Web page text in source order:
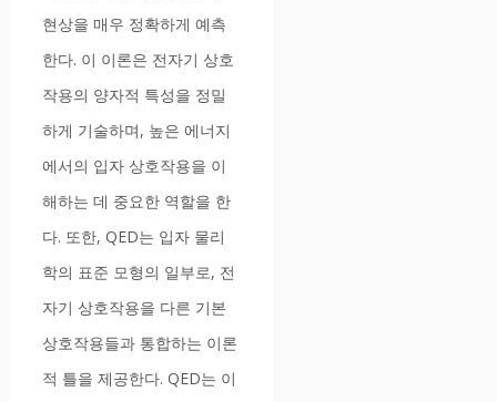
현상을 매우 정확하게 예측
한다. 이 이론은 전자기 상호
작용의 양자적 특성을 정밀
하게 기술하며, 높은 에너지
에서의 입자 상호작용을 이
해하는 데 중요한 역할을 한
다. 또한, QED는 입자 물리
학의 표준 모형의 일부로, 전
자기 상호작용을 다른 기본
상호작용들과 통합하는 이론
적 틀을 제공한다. QED는 이